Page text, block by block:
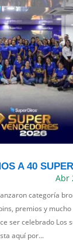
A 40
Abr
categoría
premios y
ser celebrado Los
aquí por...